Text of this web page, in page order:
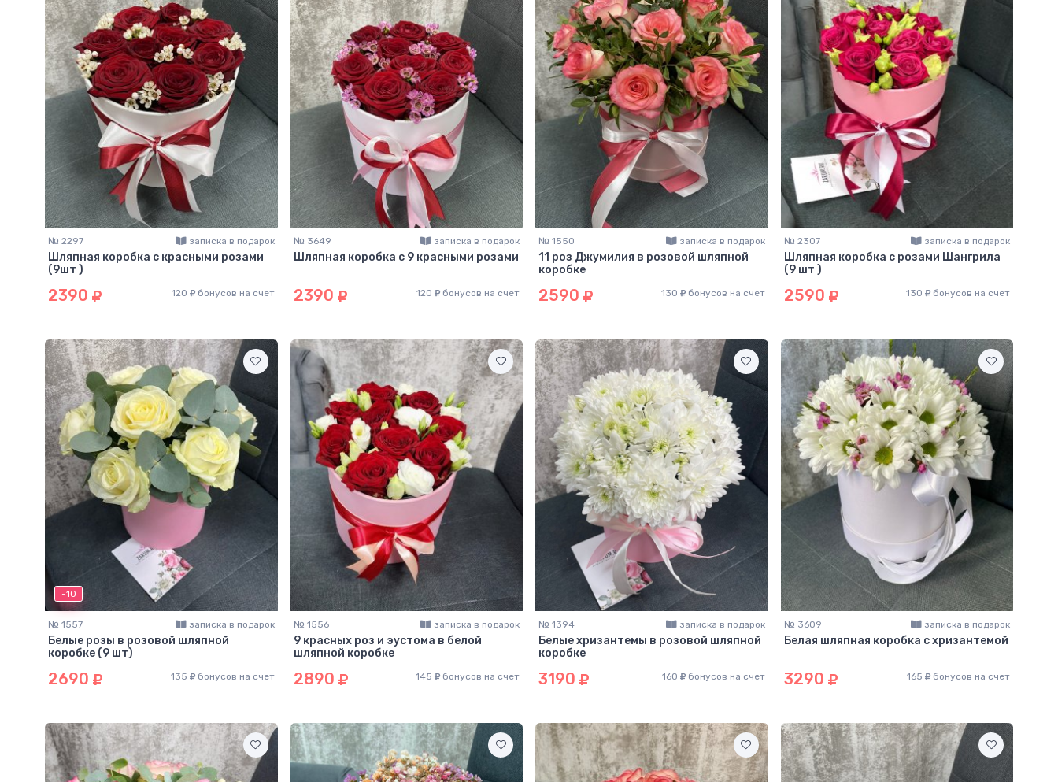
№ 2297 записка в подарок
Шляпная коробка с красными розами
(9шт )
2390 120 бонусов на счет
№ 3649 записка в подарок
Шляпная коробка с 9 красными розами
2390 120 бонусов на счет
№ 1550 записка в подарок
11 роз Джумилия в розовой шляпной
коробке
2590 130 бонусов на счет
№ 2307 записка в подарок
Шляпная коробка с розами Шангрила
(9 шт )
2590 130 бонусов на счет
-10
№ 1557 записка в подарок
Белые розы в розовой шляпной
коробке (9 шт)
2690 135 бонусов на счет
№ 1556 записка в подарок
9 красных роз и эустома в белой
шляпной коробке
2890 145 бонусов на счет
№ 1394 записка в подарок
Белые хризантемы в розовой шляпной
коробке
3190 160 бонусов на счет
№ 3609 записка в подарок
Белая шляпная коробка с хризантемой
3290 165 бонусов на счет